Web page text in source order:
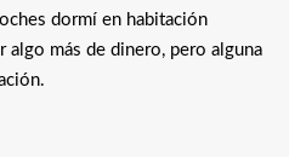
dormí en habitación
más de dinero, pero alguna